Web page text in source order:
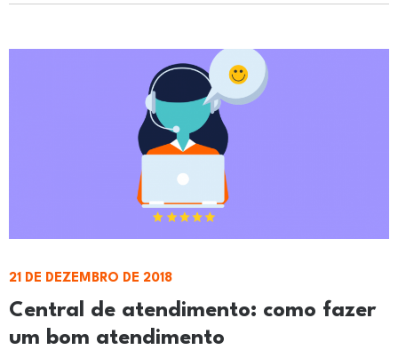
Central de atendimento: como fazer
um bom atendimento
21 DE DEZEMBRO DE 2018